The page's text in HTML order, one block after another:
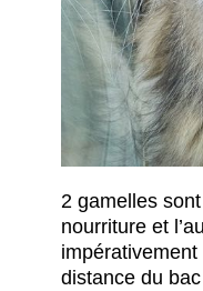
2 gamelles
nourriture et
distance du